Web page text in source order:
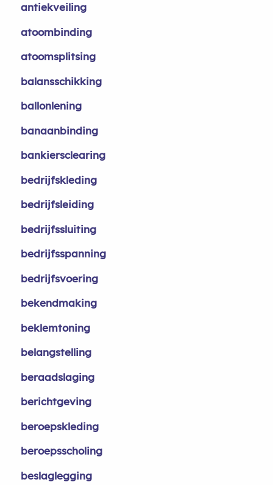
antiekveiling
atoombinding
atoomsplitsing
balansschikking
ballonlening
banaanbinding
bankiersclearing
bedrijfskleding
bedrijfsleiding
bedrijfssluiting
bedrijfsspanning
bedrijfsvoering
bekendmaking
beklemtoning
belangstelling
beraadslaging
berichtgeving
beroepskleding
beroepsscholing
beslaglegging